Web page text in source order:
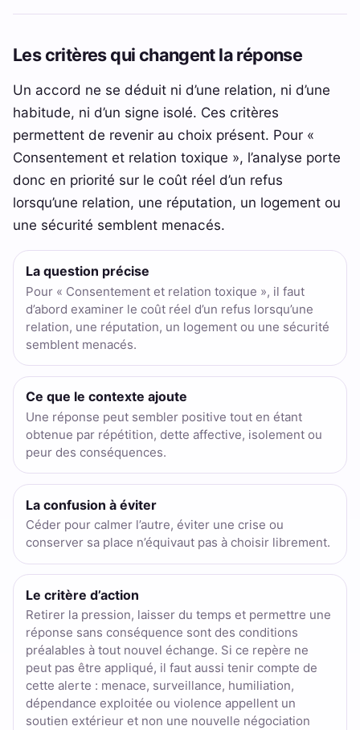
Les critères qui changent la réponse
Un accord ne se déduit ni d’une relation, ni d’une
habitude, ni d’un signe isolé. Ces critères
permettent de revenir au choix présent. Pour «
Consentement et relation toxique », l’analyse porte
donc en priorité sur le coût réel d’un refus
lorsqu’une relation, une réputation, un logement ou
une sécurité semblent menacés.
La question précise
Pour « Consentement et relation toxique », il faut
d’abord examiner le coût réel d’un refus lorsqu’une
relation, une réputation, un logement ou une sécurité
semblent menacés.
Ce que le contexte ajoute
Une réponse peut sembler positive tout en étant
obtenue par répétition, dette affective, isolement ou
peur des conséquences.
La confusion à éviter
Céder pour calmer l’autre, éviter une crise ou
conserver sa place n’équivaut pas à choisir librement.
Le critère d’action
Retirer la pression, laisser du temps et permettre une
réponse sans conséquence sont des conditions
préalables à tout nouvel échange. Si ce repère ne
peut pas être appliqué, il faut aussi tenir compte de
cette alerte : menace, surveillance, humiliation,
dépendance exploitée ou violence appellent un
soutien extérieur et non une nouvelle négociation